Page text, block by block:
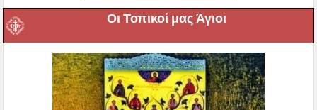
Οι Τοπικοί μας Άγιοι